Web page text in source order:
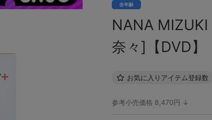
全年齢
NANA
奈々]【DVD】
お気に入りアイテム登録数
参考小売価格 8,470円 ↓